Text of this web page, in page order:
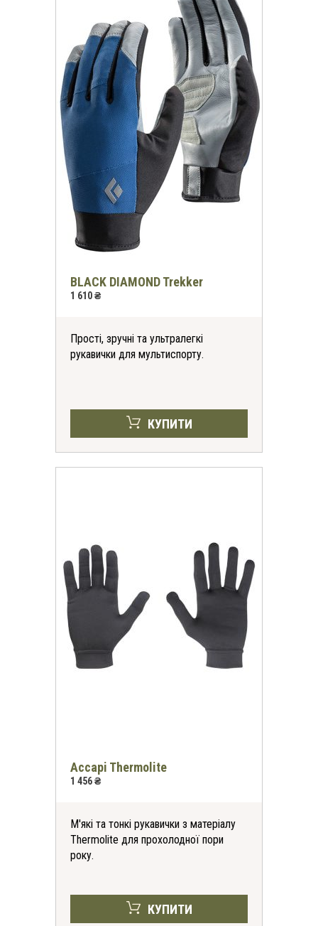
BLACK DIAMOND Trekker
1 610 ₴
Прості, зручні та ультралегкі
рукавички для мультиспорту.
КУПИТИ
Accapi Thermolite
1 456 ₴
М'які та тонкі рукавички з матеріалу
Thermolite для прохолодної пори
року.
КУПИТИ